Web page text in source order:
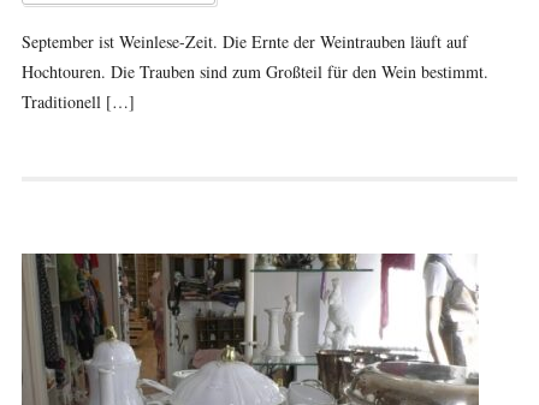
September ist Weinlese-Zeit. Die Ernte der Weintrauben läuft auf
Hochtouren. Die Trauben sind zum Großteil für den Wein bestimmt.
Traditionell […]